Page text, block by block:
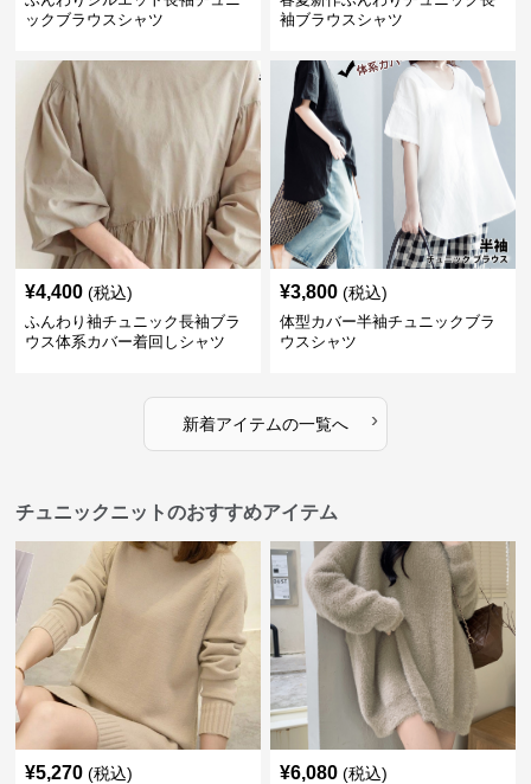
ックブラウスシャツ
袖ブラウスシャツ
¥4,400 (税込)
ふんわり袖チュニック長袖ブラ
ウス体系カバー着回しシャツ
¥3,800 (税込)
体型カバー半袖チュニックブラ
ウスシャツ
新着アイテムの一覧へ ›
チュニックニットのおすすめアイテム
¥5,270 (税込) ¥6,080 (税込)